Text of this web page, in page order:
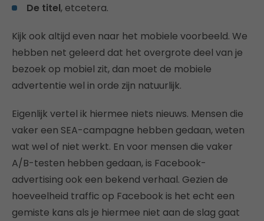
De titel, etcetera.
Kijk ook altijd even naar het mobiele voorbeeld. We
hebben net geleerd dat het overgrote deel van je
bezoek op mobiel zit, dan moet de mobiele
advertentie wel in orde zijn natuurlijk.
Eigenlijk vertel ik hiermee niets nieuws. Mensen die
vaker een SEA-campagne hebben gedaan, weten
wat wel of niet werkt. En voor mensen die vaker
A/B-testen hebben gedaan, is Facebook-
advertising ook een bekend verhaal. Gezien de
hoeveelheid traffic op Facebook is het echt een
gemiste kans als je hiermee niet aan de slag gaat